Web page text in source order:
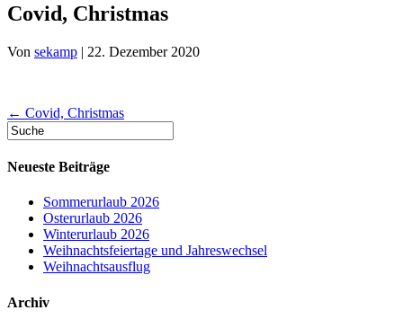
Covid, Christmas
Von sekamp | 22. Dezember 2020
← Covid, Christmas
Neueste Beiträge
Sommerurlaub 2026
Osterurlaub 2026
Winterurlaub 2026
Weihnachtsfeiertage und Jahreswechsel
Weihnachtsausflug
Archiv